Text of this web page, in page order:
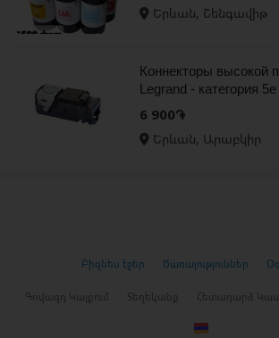
Երևան, Շենգավիթ
Коннекторы высокой
Legrand - категория
6 900֏
Երևան, Արաբկիր
Բիզնես էջեր Ծառայություններ
Գովազդ Կայքում Տեղեկանք Հետադարձ